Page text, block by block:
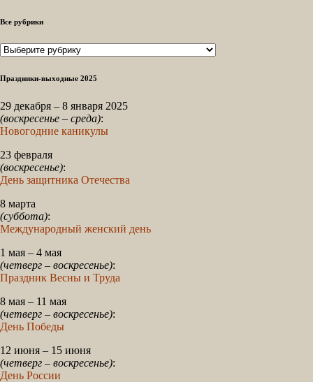
Все рубрики
Все
Праздники-выходные 2025
29 декабря – 8 января 2025
(воскресенье – среда):
Новогодние каникулы
23 февраля
(воскресенье):
День защитника Отечества
8 марта
(суббота):
Международный женский день
1 мая – 4 мая
(четверг – воскресенье):
Праздник Весны и Труда
8 мая – 11 мая
(четверг – воскресенье):
День Победы
12 июня – 15 июня
(четверг – воскресенье):
День России